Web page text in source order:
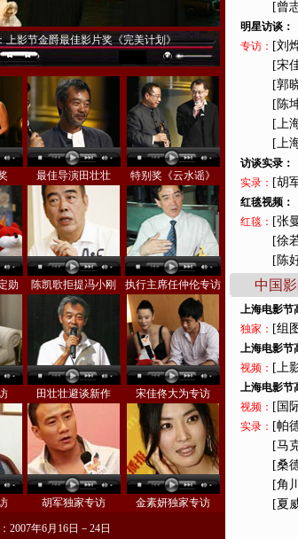
上影节金爵最佳影片奖《完美计划》
最佳导演田壮壮 特别奖《云水谣》
勋 陈凯歌拒提冯小刚 执行主席任仲伦专访
田壮壮避谈新作 宋佳佟大为专访
胡军独家专访 金素妍独家专访
2007年6月16日－24日
[曾
明星访谈：
专访： [刘
[宋
[郭
[陈
[上
[上
访谈实录：
实录： [胡
红毯视频：
红毯： [张
[徐
[陈
中国
上海电影节
独家： [组
上海电影节
视频： [上
上海电影节
视频： [国
实录： [帕
[马
[桑
[角
[夏